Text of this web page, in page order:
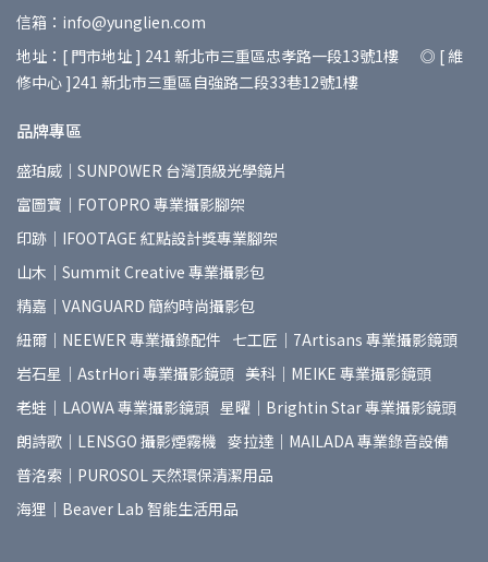
信箱：info@yunglien.com
地址：[ 門市地址 ] 241 新北市三重區忠孝路一段13號1樓 ◎ [ 維
修中心 ]241 新北市三重區自強路二段33巷12號1樓
品牌專區
盛珀威｜SUNPOWER 台灣頂級光學鏡片
富圖寶｜FOTOPRO 專業攝影腳架
印跡｜IFOOTAGE 紅點設計獎專業腳架
山木｜Summit Creative 專業攝影包
精嘉｜VANGUARD 簡約時尚攝影包
紐爾｜NEEWER 專業攝錄配件 七工匠｜7Artisans 專業攝影鏡頭
岩石星｜AstrHori 專業攝影鏡頭 美科｜MEIKE 專業攝影鏡頭
老蛙｜LAOWA 專業攝影鏡頭 星曜｜Brightin Star 專業攝影鏡頭
朗詩歌｜LENSGO 攝影煙霧機 麥拉達｜MAILADA 專業錄音設備
普洛索｜PUROSOL 天然環保清潔用品
海狸｜Beaver Lab 智能生活用品